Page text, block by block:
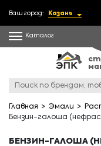
Ваш город: Казань
Каталог
Главная Эмали
Бензин-галоша
БЕНЗИН-ГАЛОША